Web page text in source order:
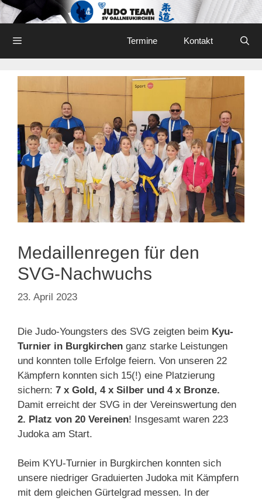
Skip
to
content
Termine Kontakt
Medaillenregen für den
SVG-Nachwuchs
23. April 2023
Die Judo-Youngsters des SVG zeigten beim Kyu-
Turnier in Burgkirchen ganz starke Leistungen
und konnten tolle Erfolge feiern. Von unseren 22
Kämpfern konnten sich 15(!) eine Platzierung
sichern: 7 x Gold, 4 x Silber und 4 x Bronze.
Damit erreicht der SVG in der Vereinswertung den
2. Platz von 20 Vereinen! Insgesamt waren 223
Judoka am Start.
Beim KYU-Turnier in Burgkirchen konnten sich
unsere niedriger Graduierten Judoka mit Kämpfern
mit dem gleichen Gürtelgrad messen. In der